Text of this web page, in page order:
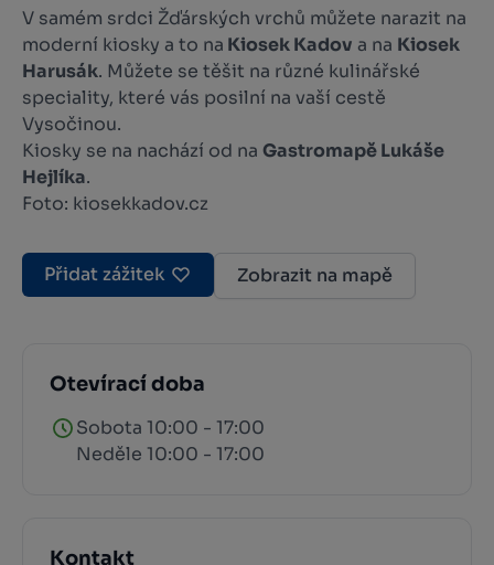
V samém srdci Žďárských vrchů můžete narazit na
moderní kiosky a to na Kiosek Kadov a na Kiosek
Harusák. Můžete se těšit na různé kulinářské
speciality, které vás posilní na vaší cestě
Vysočinou.
Kiosky se na nachází od na GastromapěLukáše
Hejlíka.
Foto: kiosekkadov.cz
Přidat zážitek Zobrazit na mapě
Otevírací doba
Sobota 10:00 - 17:00
Neděle 10:00 - 17:00
Kontakt